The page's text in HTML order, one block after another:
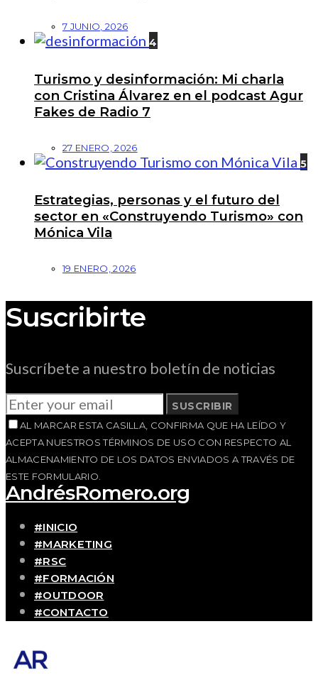
7 JUNIO, 2026
4
Turismo y desinformación: Mi charla
con Cristina Álvarez en el podcast Agur
Fakes de Radio 7
27 ENERO, 2026
5
Estrategias, personas y el futuro del
sector en «Construyendo Turismo» con
Mónica Vila
19 ENERO, 2026
Suscribirte
Suscríbete a nuestro boletín de noticias
SUSCRIBIR
AL MARCAR ESTA CASILLA, CONFIRMA QUE HA LEÍDO Y
ACEPTA NUESTROS TÉRMINOS DE USO CON RESPECTO AL
ALMACENAMIENTO DE LOS DATOS ENVIADOS A TRAVÉS DE
ESTE FORMULARIO.
AndrésRomero.org
#INICIO
#MARKETING
#RSC
#FORMACIÓN
#OUTDOOR
#CONTACTO
Blog personal y profesional de Andrés Romero.